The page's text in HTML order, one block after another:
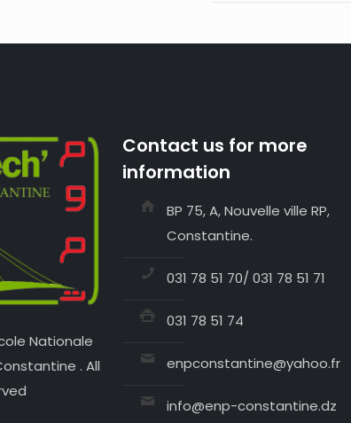
Nationale
. All
Contact us for more
information
BP 75, A, Nouvelle ville RP,
Constantine.
031 78 51 70/ 031 78 51 71
031 78 51 74
enpconstantine@yahoo.fr
info@enp-constantine.dz